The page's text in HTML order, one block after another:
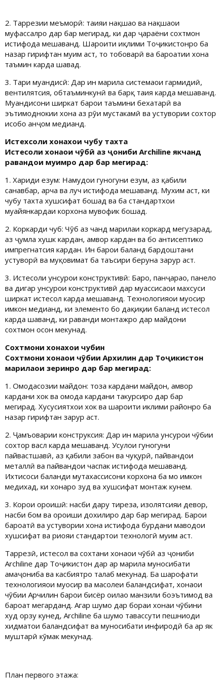
2. Тарҳрезии меъморӣ: таҳияи нақшаҳо ва нақшаҳои
муфассалро дар бар мегирад, ки дар ҷараёни сохтмон
истифода мешаванд. Шароити иқлими Тоҷикистонро ба
назар гирифтан муҳим аст, то тобоварӣ ва бароҳатии хона
таъмин карда шавад.
3. Тарҳи муҳандисӣ: Дар ин марҳила системаҳои гармидиҳӣ,
вентилятсия, обтаъминкунӣ ва барқ ​​таҳия карда мешаванд.
Муҳандисони ширкат барои таъмини бехатарӣ ва
эътимоднокии хона аз рӯи мустаҳкамӣ ва устувории сохтор
ҳисобҳо анҷом медиҳанд.
Истехсоли хонахои чубу тахта
Истеҳсоли хонаҳои чӯбӣ аз ҷониби Archiline якчанд
равандҳои муҳимро дар бар мегирад:
1. Хариди ҳезум: Намудҳои гуногуни ҳезум, аз қабили
санавбар, арча ва луч истифода мешаванд. Мухим аст, ки
чубу тахта хушсифат бошад ва ба стандартхои
муайянкардаи корхона мувофик бошад.
2. Коркарди чуб: Чӯб аз чанд марҳилаи коркард мегузарад,
аз ҷумла хушк кардан, ҳамвор кардан ва бо антисептикҳо
импрегнатсия кардан. Ин барои баланд бардоштани
устуворӣ ва муқовимат ба таъсири беруна зарур аст.
3. Истеҳсоли унсурҳои конструктивӣ: Барҳо, панҷараҳо, панелҳо
ва дигар унсурҳои конструктивӣ дар муассисаҳои махсуси
ширкат истеҳсол карда мешаванд. Технологияҳои муосир
имкон медиҳанд, ки элементҳо бо дақиқии баланд истеҳсол
карда шаванд, ки раванди монтажро дар майдони
сохтмон осон мекунад.
Сохтмони хонахои чубин
Сохтмони хонаҳои чӯбии Архилин дар Тоҷикистон
марҳилаҳои зеринро дар бар мегирад:
1. Омодасозии майдон: тоза кардани майдон, ҳамвор
кардани хок ва омода кардани таҳкурсиро дар бар
мегирад. Хусусиятхои хок ва шароити иклими районро ба
назар гирифтан зарур аст.
2. Ҷамъоварии конструксия: Дар ин марҳила унсурҳои чӯбии
сохтор васл карда мешаванд. Усулҳои гуногуни
пайвастшавӣ, аз қабили забон ва чуқурӣ, пайвандҳои
металлӣ ва пайвандҳои часпак истифода мешаванд.
Ихтисоси баланди мутахассисони корхона ба мо имкон
медихад, ки хонаро зуд ва хушсифат монтаж кунем.
3. Корҳои ороишӣ: насби дару тиреза, изолятсияи девор,
насби бом ва ороиши дохилиро дар бар мегирад. Барои
бароҳатӣ ва устувории хона истифода бурдани маводҳои
хушсифат ва риояи стандартҳои технологӣ муҳим аст.
Тарҳрезӣ, истеҳсол ва сохтани хонаҳои чӯбӣ аз ҷониби
Archiline дар Тоҷикистон дар ҳар марҳила муносибати
ҳамаҷониба ва касбиятро талаб мекунад. Ба шарофати
технологияҳои муосир ва масолеҳи баландсифат, хонаҳои
чӯбии Арчилин барои бисёр оилаҳо манзили боэътимод ва
бароҳат мегарданд. Агар шумо дар бораи хонаи чӯбини
худ орзу кунед, Archiline ба шумо тавассути пешниҳоди
хидматҳои баландсифат ва муносибати инфиродӣ ба ҳар як
муштарӣ кӯмак мекунад.
План первого этажа: